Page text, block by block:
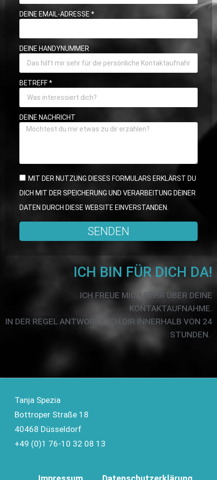
DEINE EMAIL-ADRESSE *
DEINE HANDYNUMMER
BETREFF *
DEINE NACHRICHT
MIT DER NUTZUNG DIESES FORMULARS ERKLÄRST DU
DICH MIT DER SPEICHERUNG UND VERARBEITUNG DEINER
DATEN DURCH DIESE WEBSITE EINVERSTANDEN.
SENDEN
ICH BIN FÜR DICH DA!
ICH FREUE MICH SEHR ÜBER DEINE
KONTAKTAUFNAHME.
IN DER REGEL ANTWORTE ICH DIR INNERHALB VON 24
STUNDEN.
Tanja Spezia
Bottroper Straße 18
40468 Düsseldorf
+49 (0)1 76-10 32 08 13